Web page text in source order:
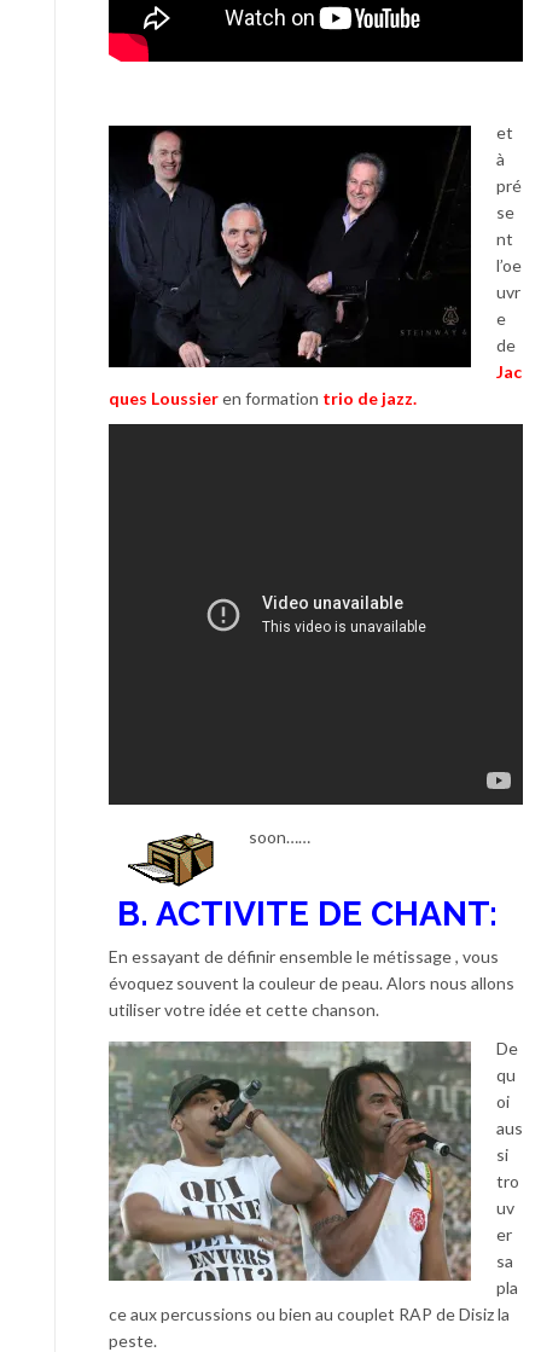
et
à
pré
se
nt
l’oe
uvr
e
de
Jac
ques Loussieren formation trio de jazz.
soon……
B. ACTIVITE DE CHANT:
En essayant de définir ensemble le métissage , vous
évoquez souvent la couleur de peau. Alors nous allons
utiliser votre idée et cette chanson.
De
qu
oi
aus
si
tro
uv
er
sa
pla
ce aux percussions ou bien au couplet RAP de Disiz la
peste.